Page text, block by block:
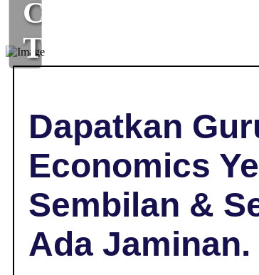
CIKGU
TUISYEN
DI
ROMPIN,
NEGERI
SEMBILAN
|
Dapatkan
Economics
Sembilan &
Ada Jaminan.